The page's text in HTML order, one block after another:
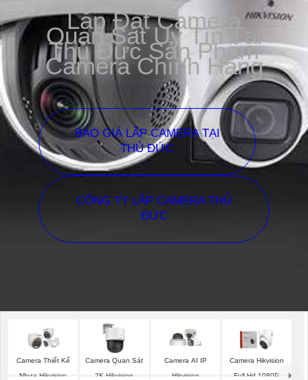
Lắp Đặt Camera
Quan Sát Uy Tín Tại
Thủ Đức Sản Phẩm
Camera Chính Hãng
BÁO GIÁ LẮP CAMERA TẠI
THỦ ĐỨC
CÔNG TY LẮP CAMERA THỦ
ĐỨC
Camera Thiết Kế
Nhựa Hikvision
Camera Quan Sát
2K Hikvision
Camera AI IP
Hikvision
Camera Hikvision
Full Hd 1080P